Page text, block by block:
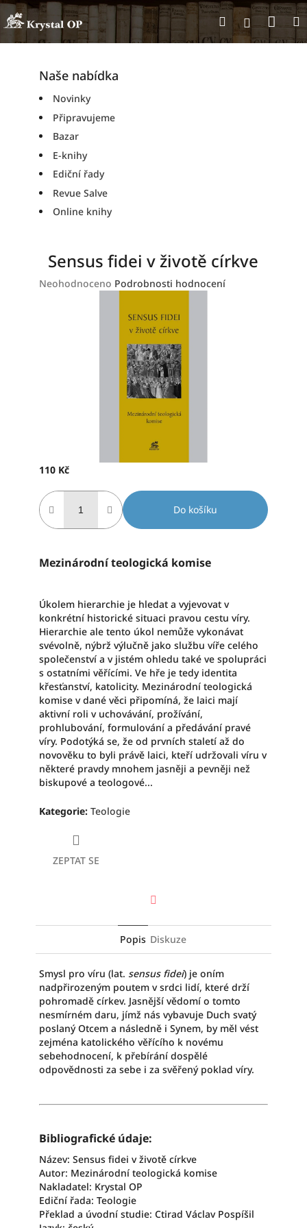
Přejít
na
obsah
Hledat
Naše nabídka
Novinky
Připravujeme
Bazar
E-knihy
Ediční řady
Revue Salve
Online knihy
Sensus fidei v životě církve
Průměrné
Neohodnoceno Podrobnosti hodnocení
110 Kč
cena:
Do košíku
Mezinárodní teologická komise
Úkolem hierarchie je hledat a vyjevovat v
konkrétní historické situaci pravou cestu víry.
Hierarchie ale tento úkol nemůže vykonávat
svévolně, nýbrž výlučně jako službu víře celého
společenství a v jistém ohledu také ve spolupráci
s ostatními věřícími. Ve hře je tedy identita
křesťanství, katolicity. Mezinárodní teologická
komise v dané věci připomíná, že laici mají
aktivní roli v uchovávání, prožívání,
prohlubování, formulování a předávání pravé
víry. Podotýká se, že od prvních staletí až do
novověku to byli právě laici, kteří udržovali víru v
některé pravdy mnohem jasněji a pevněji než
biskupové a teologové...
Kategorie: Teologie
ZEPTAT SE
Popis Diskuze
Smysl pro víru (lat. sensus fidei) je oním
nadpřirozeným poutem v srdci lidí, které drží
pohromadě církev. Jasnější vědomí o tomto
nesmírném daru, jímž nás vybavuje Duch svatý
poslaný Otcem a následně i Synem, by měl vést
zejména katolického věřícího k novému
sebehodnocení, k přebírání dospělé
odpovědnosti za sebe i za svěřený poklad víry.
Bibliografické údaje:
Název: Sensus fidei v životě církve
Autor: Mezinárodní teologická komise
Nakladatel: Krystal OP
Ediční řada: Teologie
Překlad a úvodní studie: Ctirad Václav Pospíšil